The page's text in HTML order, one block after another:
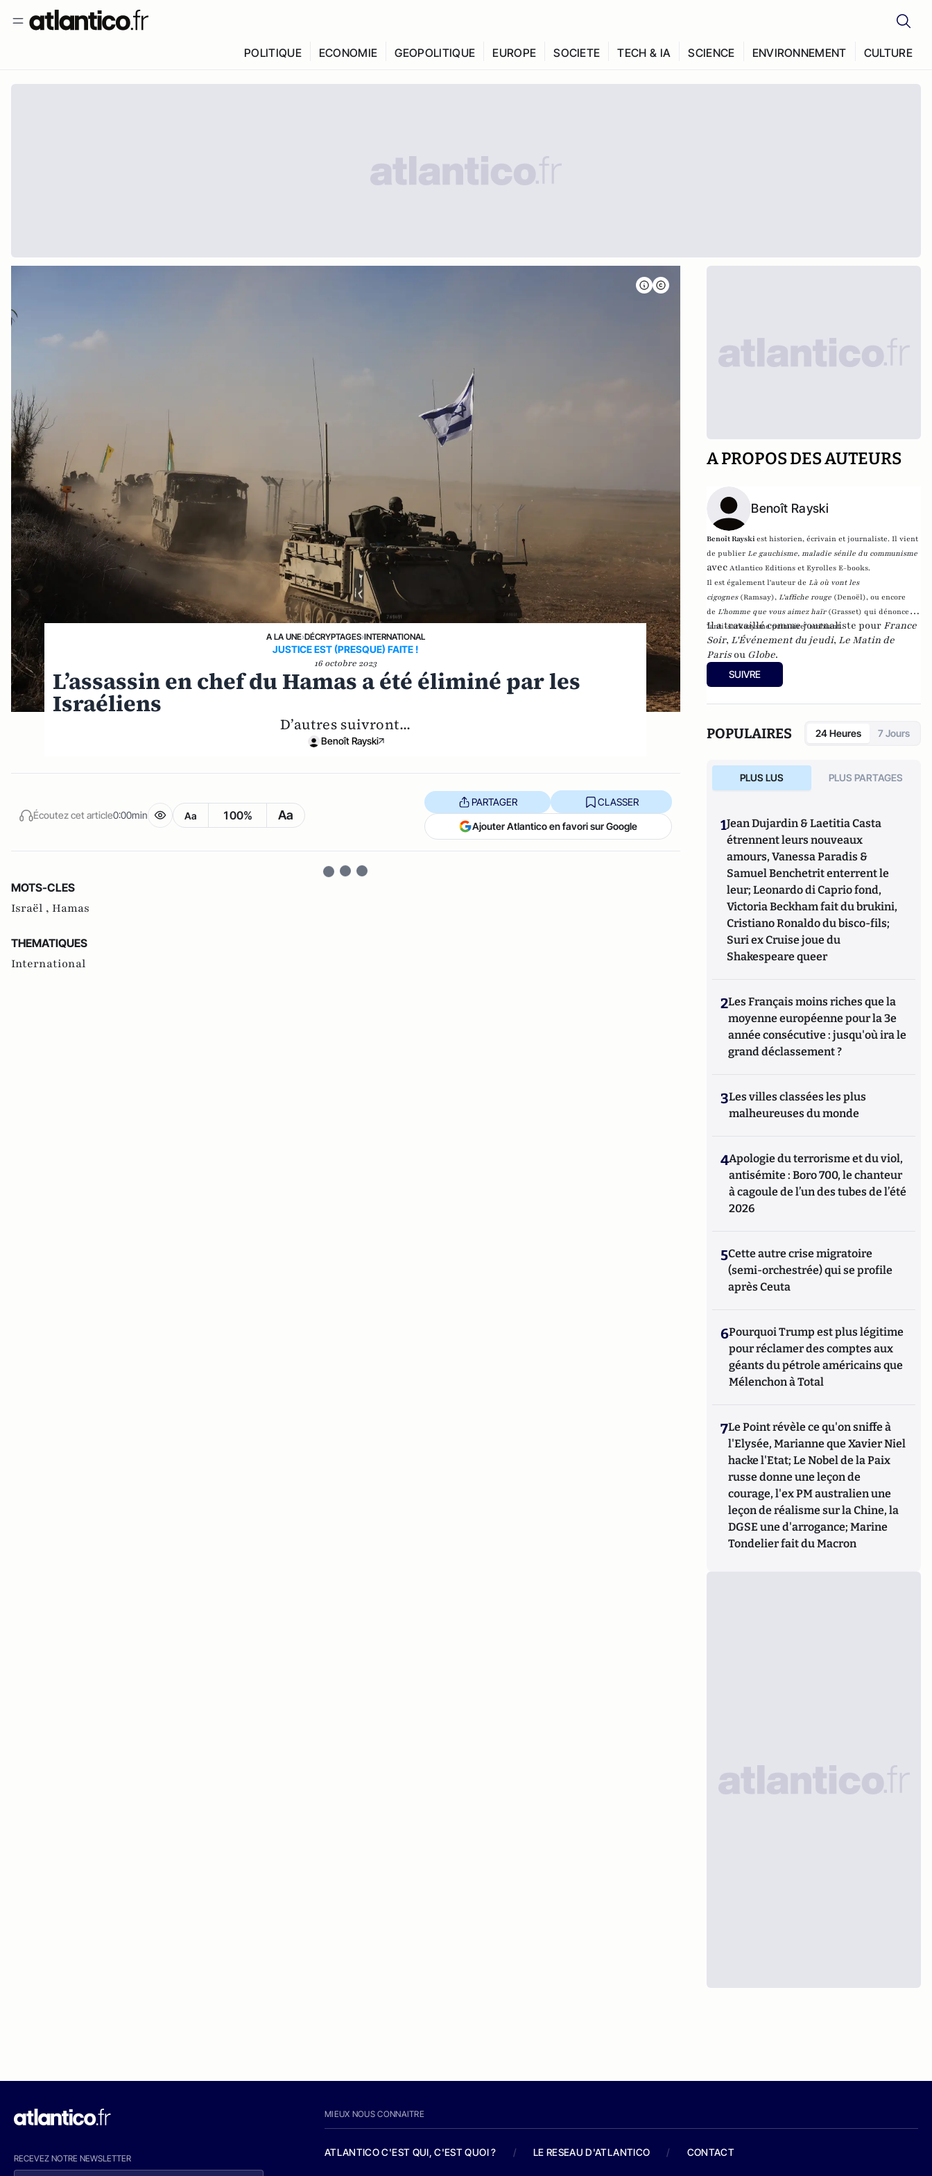
POLITIQUE ECONOMIE GEOPOLITIQUE EUROPE SOCIETE TECH & IA SCIENCE ENVIRONNEMENT CULTURE
A LA UNE›DÉCRYPTAGES›INTERNATIONAL
JUSTICE EST (PRESQUE) FAITE !
16 octobre 2023
L’assassin en chef du Hamas a été éliminé par les
Israéliens
D’autres suivront...
Benoît Rayski
Écoutez cet article0:00min Aa 100% Aa
PARTAGER CLASSER
Ajouter Atlantico en favori sur Google
MOTS-CLES
Israël , Hamas
THEMATIQUES
International
A PROPOS DES AUTEURS
Benoît Rayski
Benoît Rayskiest historien, écrivain et journaliste. Il vient
de publierLe gauchisme, maladie sénile du communisme
avecAtlantico Editions et Eyrolles E-books.
Il est également l'auteur deLà où vont les
cigognes (Ramsay),L'affiche rouge (Denoël), ou encore
deL'homme que vous aimez haïr (Grasset) qui dénonce l'
"anti-sarkozysme primaire" ambiant.
Il a travaillé comme journaliste pour France
Soir, L'Événement du jeudi, Le Matin de
Parisou Globe.
SUIVRE
POPULAIRES 24 Heures 7 Jours
PLUS LUS PLUS PARTAGES
1Jean Dujardin & Laetitia Casta
étrennent leurs nouveaux
amours, Vanessa Paradis &
Samuel Benchetrit enterrent le
leur; Leonardo di Caprio fond,
Victoria Beckham fait du brukini,
Cristiano Ronaldo du bisco-fils;
Suri ex Cruise joue du
Shakespeare queer
2Les Français moins riches que la
moyenne européenne pour la 3e
année consécutive : jusqu'où ira le
grand déclassement ?
3Les villes classées les plus
malheureuses du monde
4Apologie du terrorisme et du viol,
antisémite : Boro 700, le chanteur
à cagoule de l’un des tubes de l’été
2026
5Cette autre crise migratoire
(semi-orchestrée) qui se profile
après Ceuta
6Pourquoi Trump est plus légitime
pour réclamer des comptes aux
géants du pétrole américains que
Mélenchon à Total
7Le Point révèle ce qu'on sniffe à
l'Elysée, Marianne que Xavier Niel
hacke l'Etat; Le Nobel de la Paix
russe donne une leçon de
courage, l'ex PM australien une
leçon de réalisme sur la Chine, la
DGSE une d'arrogance; Marine
Tondelier fait du Macron
RECEVEZ NOTRE NEWSLETTER
MIEUX NOUS CONNAITRE
ATLANTICO C'EST QUI, C'EST QUOI ? / LE RESEAU D'ATLANTICO / CONTACT